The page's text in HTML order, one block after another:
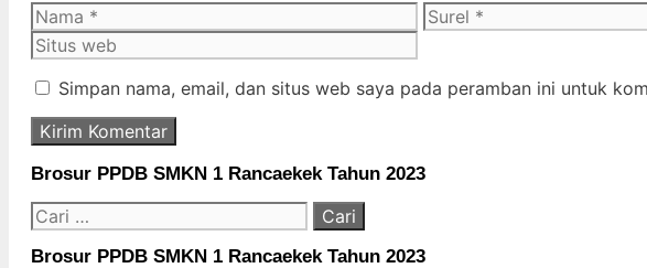
Nama Surel
Simpan nama, email, dan situs web saya pada peramban ini untuk
Brosur PPDB SMKN 1 Rancaekek Tahun 2023
Cari
untuk:
Brosur PPDB SMKN 1 Rancaekek Tahun 2023